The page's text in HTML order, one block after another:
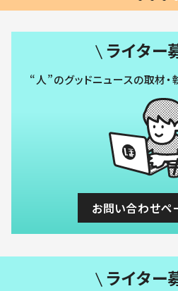
ライター
“人”のグッドニュースの取材
お問い合わせペ
ライター